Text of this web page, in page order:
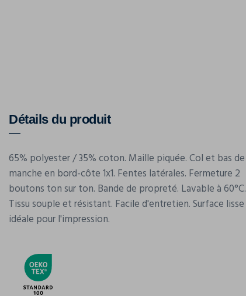
Détails du produit
65% polyester / 35% coton. Maille piquée. Col et bas de
manche en bord-côte 1x1. Fentes latérales. Fermeture 2
boutons ton sur ton. Bande de propreté. Lavable à 60°C.
Tissu souple et résistant. Facile d'entretien. Surface lisse
idéale pour l'impression.